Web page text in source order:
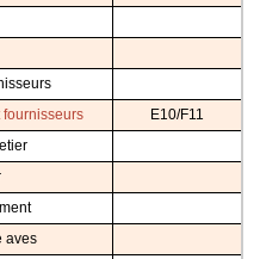
E10/F11
aves